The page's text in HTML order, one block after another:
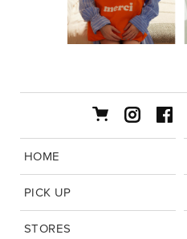
HOME
PICK UP
STORES